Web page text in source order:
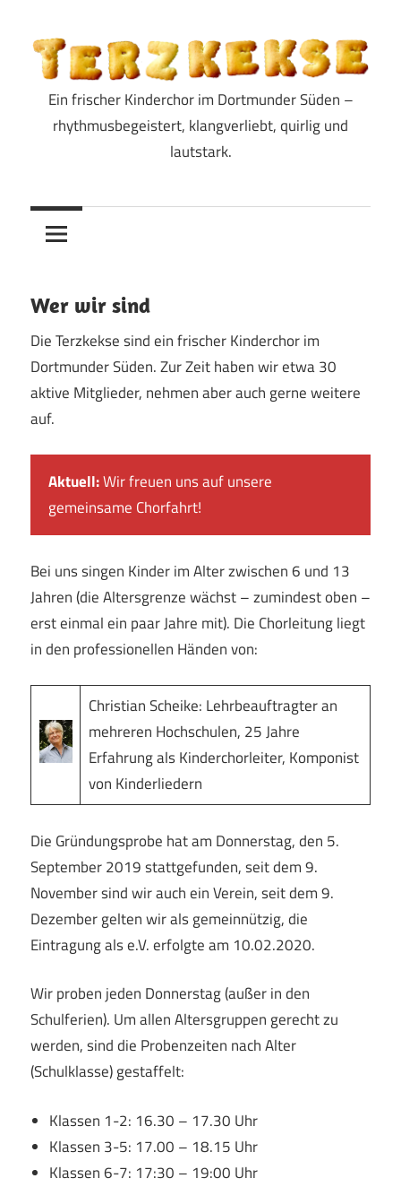
Inhalt
springen
Terzkekse
Ein frischer Kinderchor im Dortmunder Süden –
rhythmusbegeistert, klangverliebt, quirlig und
lautstark.
Wer wir sind
Die Terzkekse sind ein frischer Kinderchor im
Dortmunder Süden. Zur Zeit haben wir etwa 30
aktive Mitglieder, nehmen aber auch gerne weitere
auf.
Aktuell:Wir freuen uns auf unsere
gemeinsame Chorfahrt!
Bei uns singen Kinder im Alter zwischen 6 und 13
Jahren (die Altersgrenze wächst – zumindest oben –
erst einmal ein paar Jahre mit). Die Chorleitung liegt
in den professionellen Händen von:
Christian Scheike: Lehrbeauftragter an
mehreren Hochschulen, 25 Jahre
Erfahrung als Kinderchorleiter, Komponist
von Kinderliedern
Die Gründungsprobe hat am Donnerstag, den 5.
September 2019 stattgefunden, seit dem 9.
November sind wir auch ein Verein, seit dem 9.
Dezember gelten wir als gemeinnützig, die
Eintragung als e.V. erfolgte am 10.02.2020.
Wir proben jeden Donnerstag (außer in den
Schulferien). Um allen Altersgruppen gerecht zu
werden, sind die Probenzeiten nach Alter
(Schulklasse) gestaffelt:
Klassen 1-2: 16.30 – 17.30 Uhr
Klassen 3-5: 17.00 – 18.15 Uhr
Klassen 6-7: 17:30 – 19:00 Uhr